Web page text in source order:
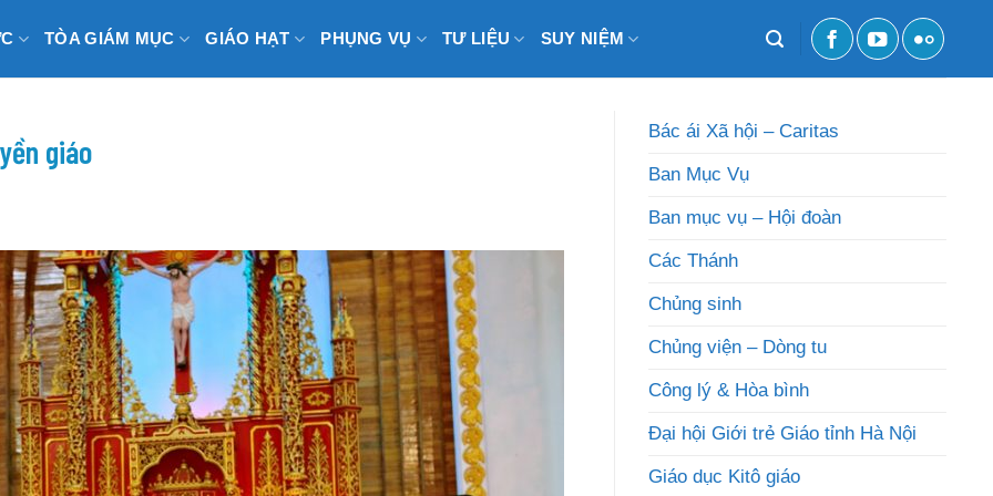
TÒA GIÁM MỤC GIÁO HẠT PHỤNG VỤ TƯ LIỆU SUY NIỆM
giáo
Bác ái Xã hội – Caritas
Ban Mục Vụ
Ban mục vụ – Hội đoàn
Các Thánh
Chủng sinh
Chủng viện – Dòng tu
Công lý & Hòa bình
Đại hội Giới trẻ Giáo tỉnh Hà Nội
Giáo dục Kitô giáo